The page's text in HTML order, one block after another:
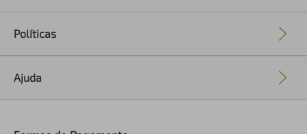
Políticas
Ajuda